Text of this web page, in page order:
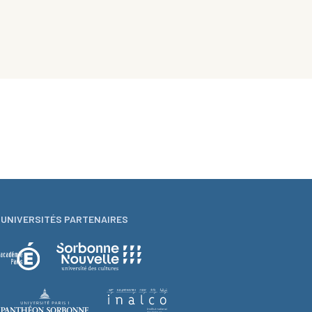
UNIVERSITÉS PARTENAIRES